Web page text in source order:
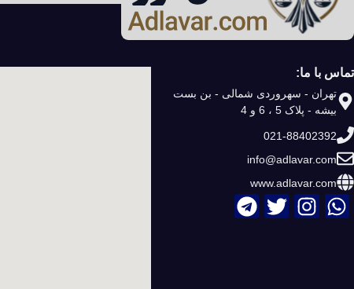
تماس با ما:
تهران - سهروردی شمالی - بن بست
بیشه - پلاک 5 ، 6 و 4
021-88402392
info@adlavar.com
www.adlavar.com